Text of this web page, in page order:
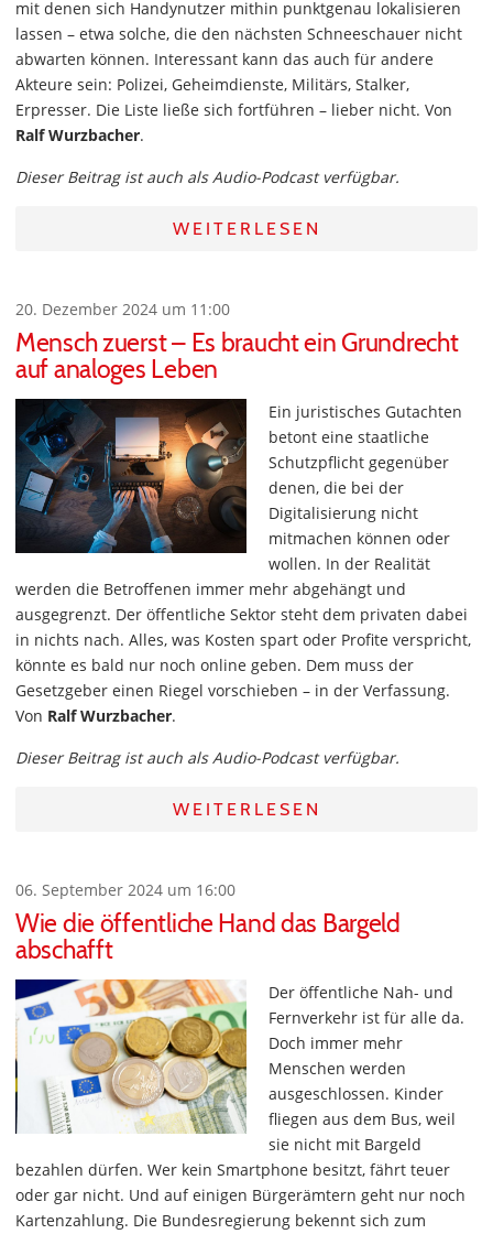
mit denen sich Handynutzer mithin punktgenau lokalisieren
lassen – etwa solche, die den nächsten Schneeschauer nicht
abwarten können. Interessant kann das auch für andere
Akteure sein: Polizei, Geheimdienste, Militärs, Stalker,
Erpresser. Die Liste ließe sich fortführen – lieber nicht. Von
Ralf Wurzbacher.
Dieser Beitrag ist auch als Audio-Podcast verfügbar.
WEITERLESEN
20. Dezember 2024 um 11:00
Mensch zuerst – Es braucht ein Grundrecht
auf analoges Leben
Ein juristisches Gutachten
betont eine staatliche
Schutzpflicht gegenüber
denen, die bei der
Digitalisierung nicht
mitmachen können oder
wollen. In der Realität
werden die Betroffenen immer mehr abgehängt und
ausgegrenzt. Der öffentliche Sektor steht dem privaten dabei
in nichts nach. Alles, was Kosten spart oder Profite verspricht,
könnte es bald nur noch online geben. Dem muss der
Gesetzgeber einen Riegel vorschieben – in der Verfassung.
Von Ralf Wurzbacher.
Dieser Beitrag ist auch als Audio-Podcast verfügbar.
WEITERLESEN
06. September 2024 um 16:00
Wie die öffentliche Hand das Bargeld
abschafft
Der öffentliche Nah- und
Fernverkehr ist für alle da.
Doch immer mehr
Menschen werden
ausgeschlossen. Kinder
fliegen aus dem Bus, weil
sie nicht mit Bargeld
bezahlen dürfen. Wer kein Smartphone besitzt, fährt teuer
oder gar nicht. Und auf einigen Bürgerämtern geht nur noch
Kartenzahlung. Die Bundesregierung bekennt sich zum